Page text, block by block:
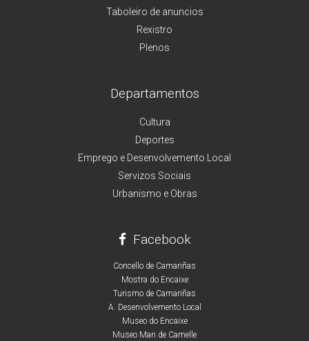
Taboleiro de anuncios
Rexistro
Plenos
Departamentos
Cultura
Deportes
Emprego e Desenvolvemento Local
Servizos Sociais
Urbanismo e Obras
Facebook
Concello de Camariñas
Mostra do Encaixe
Turismo de Camariñas
A. Desenvolvemento Local
Museo do Encaixe
Museo Man de Camelle